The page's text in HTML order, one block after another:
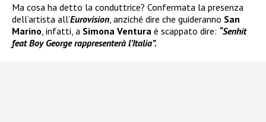
Ma cosa ha detto la conduttrice? Confermata la presenza
dell’artista all’Eurovision , anziché dire che guideranno San
Marino , infatti, a Simona Ventura è scappato dire: “Senhit
feat Boy George rappresenterà l’Italia”.